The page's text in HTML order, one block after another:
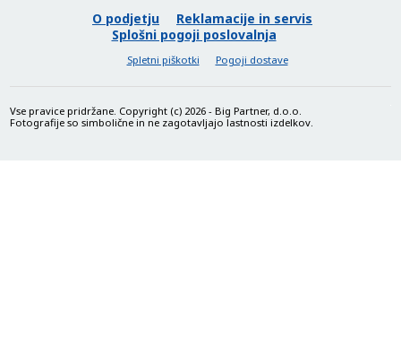
bolje razumeti svoje telo in vsakodnevne navade.
O podjetju
Reklamacije in servis
Splošni pogoji poslovalnja
Spletni piškotki Pogoji dostave
Vse pravice pridržane. Copyright (c) 2026 - Big Partner, d.o.o.
Fotografije so simbolične in ne zagotavljajo lastnosti izdelkov.